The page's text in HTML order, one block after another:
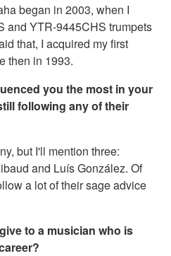
began in 2003, when I
and YTR-9445CHS trumpets
that, I acquired my first
then in 1993.
you the most in your
following any of their
but I'll mention three:
and Luís González. Of
a lot of their sage advice
to a musician who is